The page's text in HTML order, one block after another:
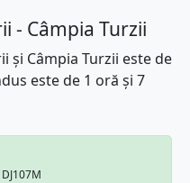
- Câmpia Turzii
și Câmpia Turzii este de
este de 1 oră și 7